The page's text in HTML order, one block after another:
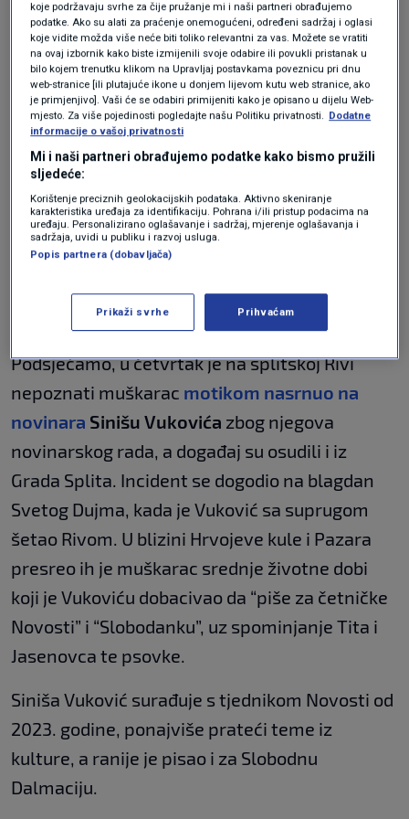
dalmatinska@policija.hr, stoji u priopćenju.
PU Splitsko-dalmatinska
Podsjećamo, u četvrtak je na splitskoj Rivi
nepoznati muškarac motikom nasrnuo na
novinara Sinišu Vukovića zbog njegova
novinarskog rada, a događaj su osudili i iz
Grada Splita. Incident se dogodio na blagdan
Svetog Dujma, kada je Vuković sa suprugom
šetao Rivom. U blizini Hrvojeve kule i Pazara
presreo ih je muškarac srednje životne dobi
koji je Vukoviću dobacivao da “piše za četničke
Novosti” i “Slobodanku”, uz spominjanje Tita i
Jasenovca te psovke.
Siniša Vuković surađuje s tjednikom Novosti od
2023. godine, ponajviše prateći teme iz
kulture, a ranije je pisao i za Slobodnu
Dalmaciju.
koje podržavaju svrhe za čije pružanje mi i naši partneri obrađujemo
podatke. Ako su alati za praćenje onemogućeni, određeni sadržaj i oglasi
koje vidite možda više neće biti toliko relevantni za vas. Možete se vratiti
na ovaj izbornik kako biste izmijenili svoje odabire ili povukli pristanak u
bilo kojem trenutku klikom na Upravljaj postavkama poveznicu pri dnu
web-stranice [ili plutajuće ikone u donjem lijevom kutu web stranice, ako
je primjenjivo]. Vaši će se odabiri primijeniti kako je opisano u dijelu Web-
mjesto. Za više pojedinosti pogledajte našu Politiku privatnosti. Dodatne
informacije o vašoj privatnosti
Mi i naši partneri obrađujemo podatke kako bismo pružili
sljedeće:
Korištenje preciznih geolokacijskih podataka. Aktivno skeniranje
karakteristika uređaja za identifikaciju. Pohrana i/ili pristup podacima na
uređaju. Personalizirano oglašavanje i sadržaj, mjerenje oglašavanja i
sadržaja, uvidi u publiku i razvoj usluga.
Popis partnera (dobavljača)
Prikaži svrhe Prihvaćam